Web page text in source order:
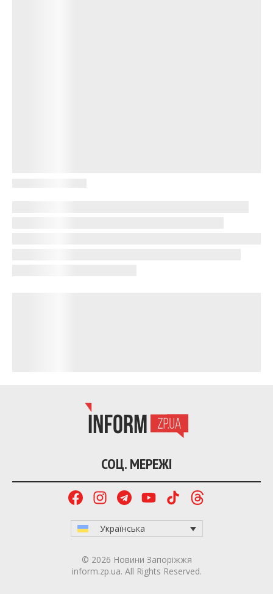
СОЦ. МЕРЕЖІ
Українська
© 2026 Новини Запоріжжя
inform.zp.ua. All Rights Reserved.